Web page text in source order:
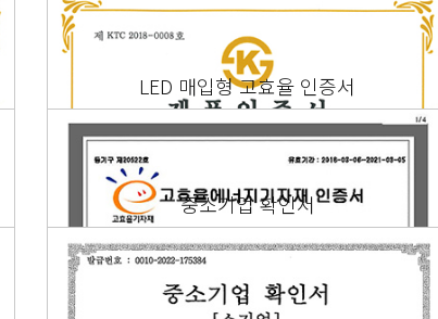
LED 매입형 고효율 인증서
중소기업 확인서